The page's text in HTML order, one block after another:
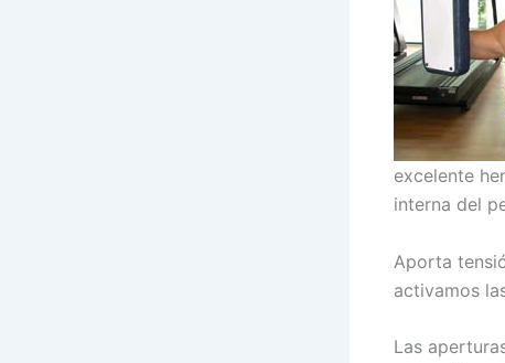
excelente
interna del
Aporta
activamos
Las